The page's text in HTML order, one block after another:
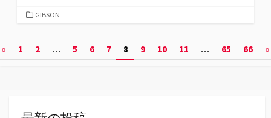
カ
リ
ー
GIBSON
投
ペ
« 1 2 … 5 6 7 8 9 10 11 … 65 66 »